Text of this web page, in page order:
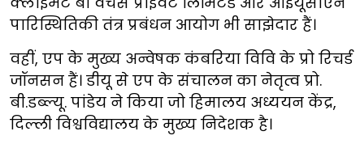
पारिस्थितिकी तंत्र प्रबंधन आयोग भी साझेदार हैं।
वहीं, एप के मुख्य अन्वेषक कंबरिया विवि के प्रो रिचर्ड
जॉनसन हैं। डीयू से एप के संचालन का नेतृत्व प्रो.
बी.डब्ल्यू. पांडेय ने किया जो हिमालय अध्ययन केंद्र,
दिल्ली विश्वविद्यालय के मुख्य निदेशक है।